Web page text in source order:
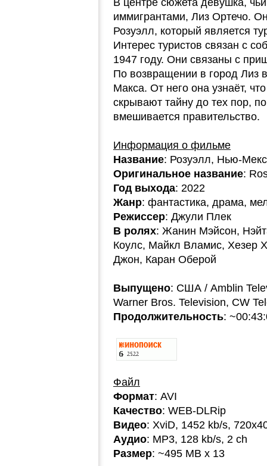
В центре сюжета девушка,
иммигрантами, Лиз Ортечо.
Розуэлл, который является
Интерес туристов связан с
1947 году. Они связаны с
По возвращении в город Лиз
Макса. От него она узнаёт,
скрывают тайну до тех пор,
вмешивается правительство.
Информация о фильме
Название: Розуэлл, Нью-
Оригинальное название:
Год выхода: 2022
Жанр: фантастика, драма,
Режиссер: Джули Плек
В ролях: Жанин Мэйсон,
Коулс, Майкл Вламис, Хезер
Джон, Каран Оберой
Выпущено: США / Amblin
Warner Bros. Television, CW
Продолжительность:
Файл
Формат: AVI
Качество: WEB-DLRip
Видео: XviD, 1452 kb/s,
Аудио: MP3, 128 kb/s, 2 ch
Размер: ~495 MB x 13